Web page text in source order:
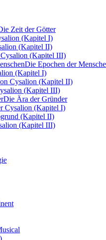
Zeit der Götter
(Kapitel I)
(Kapitel II)
(Kapitel III)
Die Epochen der
(Kapitel I)
Cysalion (Kapitel II)
(Kapitel III)
Die Ära der Gründer
Cysalion (Kapitel I)
(Kapitel II)
(Kapitel III)